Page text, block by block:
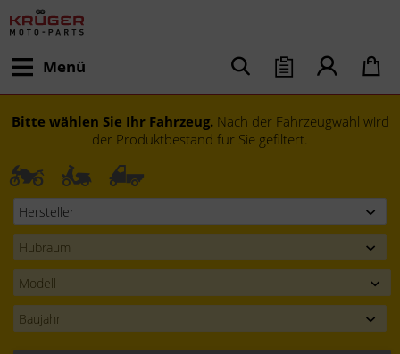
Menü
Bitte wählen Sie Ihr Fahrzeug. Nach der Fahrzeugwahl wird
der Produktbestand für Sie gefiltert.